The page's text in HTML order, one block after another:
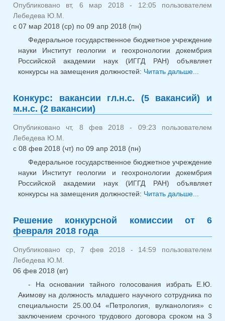
Опубликовано вт, 6 мар 2018 - 12:05 пользователем
Лебедева Ю.М.
с 07 мар 2018 (ср) по 09 апр 2018 (пн)
Федеральное государственное бюджетное учреждение
науки Институт геологии и геохронологии докембрия
Российской академии наук (ИГГД РАН) объявляет
конкурсы на замещения должностей: Читать дальше...
Ст.н.с.
Конкурс: вакансии гл.н.с. (5 вакансий) и
м.н.с. (2 вакансии)
Опубликовано чт, 8 фев 2018 - 09:23 пользователем
Лебедева Ю.М.
с 08 фев 2018 (чт) по 09 апр 2018 (пн)
Федеральное государственное бюджетное учреждение
науки Институт геологии и геохронологии докембрия
Российской академии наук (ИГГД РАН) объявляет
конкурсы на замещения должностей: Читать дальше...
Решение конкурсной комиссии от 6
февраля 2018 года
Опубликовано ср, 7 фев 2018 - 14:59 пользователем
Лебедева Ю.М.
06 фев 2018 (вт)
- На основании тайного голосования избрать Е.Ю.
Акимову на должность младшего научного сотрудника по
специальности 25.00.04 «Петрология, вулканология» с
заключением срочного трудового договора сроком на 3